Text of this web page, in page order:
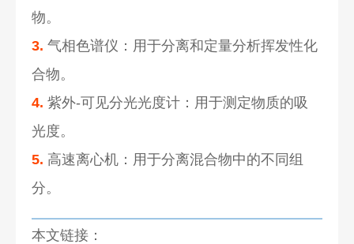
物。
3. 气相色谱仪：用于分离和定量分析挥发性化
合物。
4. 紫外-可见分光光度计：用于测定物质的吸
光度。
5. 高速离心机：用于分离混合物中的不同组
分。
本文链接：